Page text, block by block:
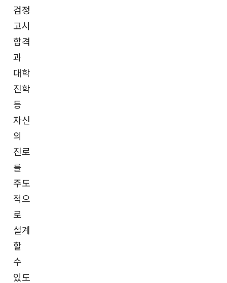
검정
고시
합격
과
대학
진학
등
자신
의
진로
를
주도
적으
로
설계
할
수
있도